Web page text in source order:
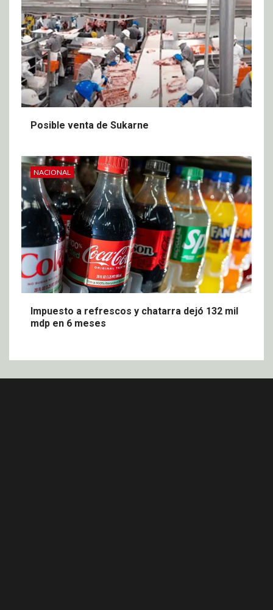
Posible venta de Sukarne
NACIONAL
Impuesto a refrescos y chatarra dejó 132 mil
mdp en 6 meses